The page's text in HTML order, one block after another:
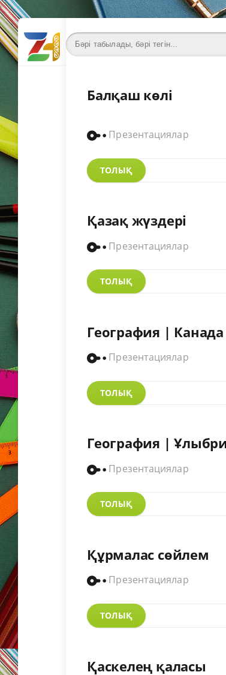
Балқаш көлі
Презентациялар
ТОЛЫҚ
Қазақ жүздері
Презентациялар
ТОЛЫҚ
География | Канада
Презентациялар
ТОЛЫҚ
География |
Презентациялар
ТОЛЫҚ
Құрмалас сөйлем
Презентациялар
ТОЛЫҚ
Қаскелең қаласы